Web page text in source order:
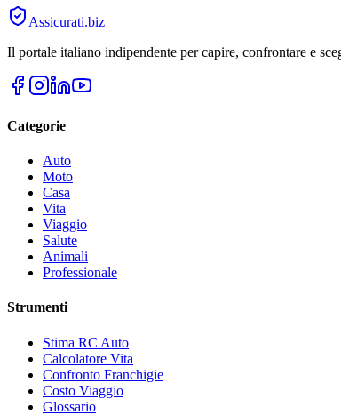
Assicurati.biz
Il portale italiano indipendente per capire, confrontare e
Categorie
Auto
Moto
Casa
Vita
Viaggio
Salute
Animali
Professionale
Strumenti
Stima RC Auto
Calcolatore Vita
Confronto Franchigie
Costo Viaggio
Glossario